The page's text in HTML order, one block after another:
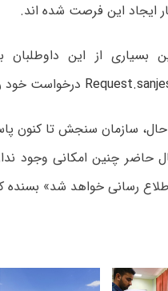
ایجاد این فرصت شده اند.
بسیاری از این
درخواست خود
حال، سازمان سنجش تا کنون
حاضر چنین امکانی وجود
رسانی خواهد شد» بسنده